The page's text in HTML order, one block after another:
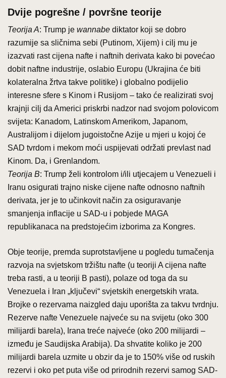
Dvije pogrešne / površne teorije
Teorija A: Trump je wannabe diktator koji se dobro
razumije sa sličnima sebi (Putinom, Xijem) i cilj mu je
izazvati rast cijena nafte i naftnih derivata kako bi povećao
dobit naftne industrije, oslabio Europu (Ukrajina će biti
kolateralna žrtva takve politike) i globalno podijelio
interesne sfere s Kinom i Rusijom – tako će realizirati svoj
krajnji cilj da Americi priskrbi nadzor nad svojom polovicom
svijeta: Kanadom, Latinskom Amerikom, Japanom,
Australijom i dijelom jugoistočne Azije u mjeri u kojoj će
SAD tvrdom i mekom moći uspijevati održati prevlast nad
Kinom. Da, i Grenlandom.
Teorija B: Trump želi kontrolom i/ili utjecajem u Venezueli i
Iranu osigurati trajno niske cijene nafte odnosno naftnih
derivata, jer je to učinkovit način za osiguravanje
smanjenja inflacije u SAD-u i pobjede MAGA
republikanaca na predstojećim izborima za Kongres.
Obje teorije, premda suprotstavljene u pogledu tumačenja
razvoja na svjetskom tržištu nafte (u teoriji A cijena nafte
treba rasti, a u teoriji B pasti), polaze od toga da su
Venezuela i Iran „ključevi“ svjetskih energetskih vrata.
Brojke o rezervama naizgled daju uporišta za takvu tvrdnju.
Rezerve nafte Venezuele najveće su na svijetu (oko 300
milijardi barela), Irana treće najveće (oko 200 milijardi –
između je Saudijska Arabija). Da shvatite koliko je 200
milijardi barela uzmite u obzir da je to 150% više od ruskih
rezervi i oko pet puta više od prirodnih rezervi samog SAD-